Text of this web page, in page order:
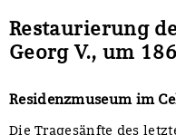
Restaurierung
Georg V., um
Residenzmuseum im
Die Tragesänfte des